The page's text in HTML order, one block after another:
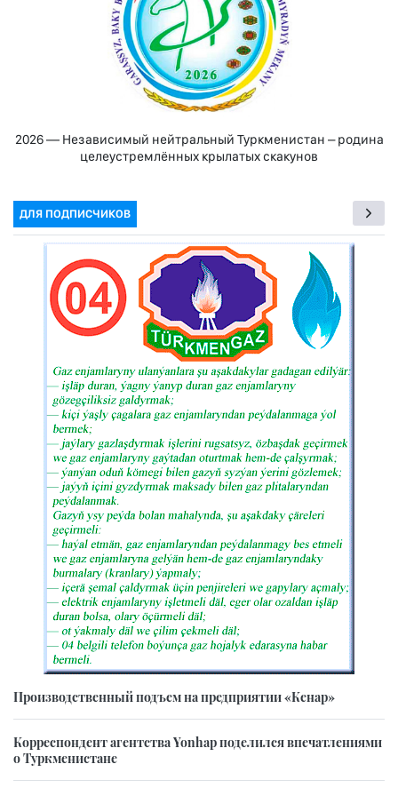
2026 — Независимый нейтральный Туркменистан – родина
целеустремлённых крылатых скакунов
ДЛЯ ПОДПИСЧИКОВ
Производственный подъем на предприятии «Кенар»
Корреспондент агентства Yonhap поделился впечатлениями
о Туркменистане